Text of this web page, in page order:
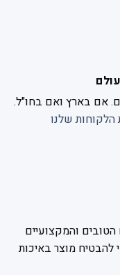
אם בארץ ואם בחו"ל.
הלקוחות שלנו
והמקצועיים
להבטיח מוצר באיכות